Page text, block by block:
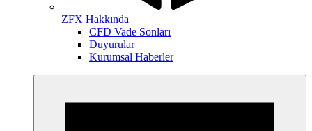
ZFX Hakkında
CFD Vade Sonları
Duyurular
Kurumsal Haberler